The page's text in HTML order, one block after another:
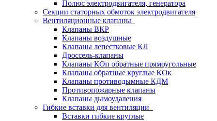
Полюс электродвигателя, генератора
Секции статорных обмоток электродвигателя
Вентиляционные клапаны
Клапаны ВКР
Клапаны воздушные
Клапаны лепестковые КЛ
Дроссель-клапаны
Клапаны КОп обратные прямоугольные
Клапаны обратные круглые КОк
Клапаны противодымные КДМ
Противопожарные клапаны
Клапаны дымоудаления
Гибкие вставки для вентиляции
Вставки гибкие круглые